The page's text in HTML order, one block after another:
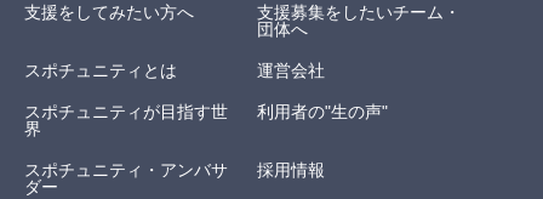
支援をしてみたい方へ
支援募集をしたいチーム・
団体へ
スポチュニティとは 運営会社
スポチュニティが目指す世
界
利用者の"生の声"
スポチュニティ・アンバサ
ダー
採用情報